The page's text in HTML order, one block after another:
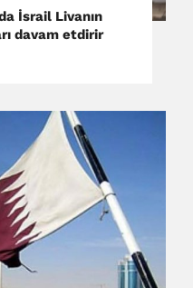
İsrail Livanın
davam etdirir